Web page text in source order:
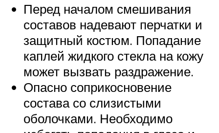
Перед началом смешивания
составов надевают перчатки и
защитный костюм. Попадание
каплей жидкого стекла на кожу
может вызвать раздражение.
Опасно соприкосновение
состава со слизистыми
оболочками. Необходимо